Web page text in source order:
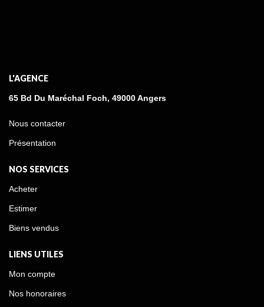
L'AGENCE
65 Bd Du Maréchal Foch, 49000 Angers
Nous contacter
Présentation
NOS SERVICES
Acheter
Estimer
Biens vendus
LIENS UTILES
Mon compte
Nos honoraires